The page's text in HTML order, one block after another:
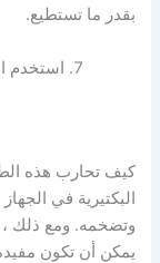
بقدر ما تستطيع.
استخدم
كيف تحارب هذه
البكتيرية في
وتضخمه. ومع ذلك ،
يمكن أن تكون